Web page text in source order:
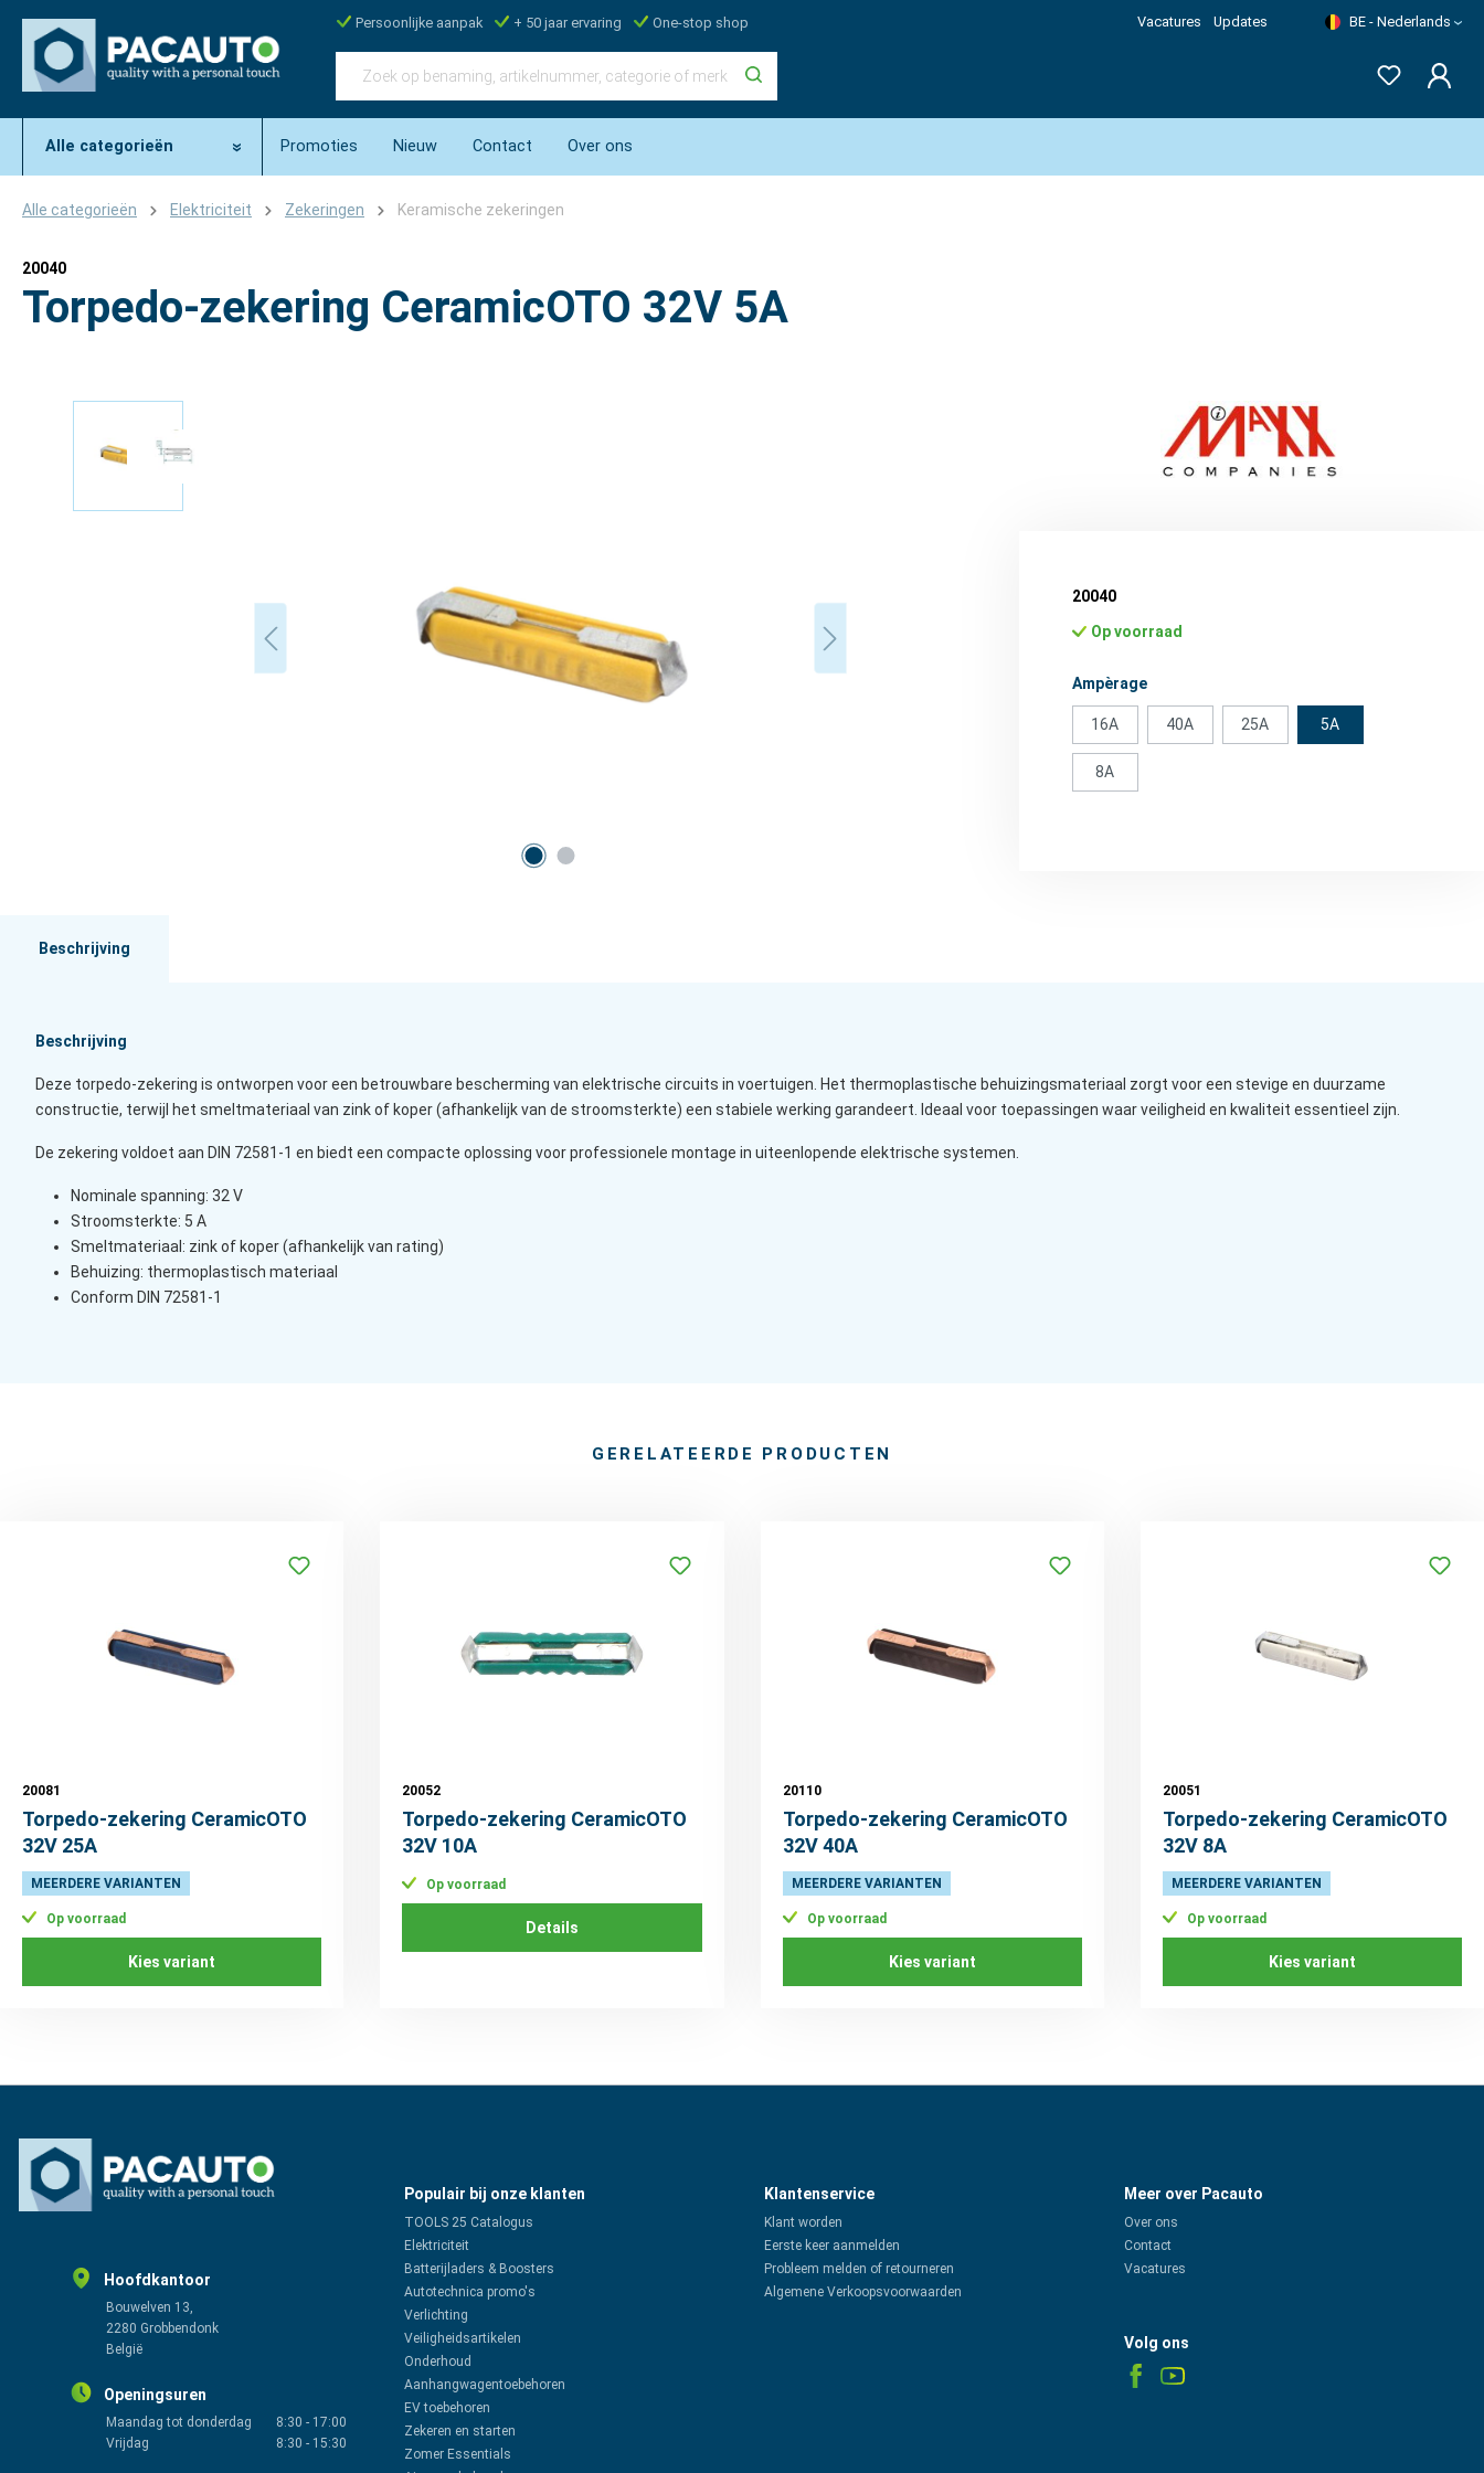
Persoonlijke aanpak + 50 jaar ervaring One-stop shop Vacatures Updates BE - Nederlands
Alle categorieën Promoties Nieuw Contact Over ons
Alle categorieën Elektriciteit Zekeringen Keramische zekeringen
20040
Torpedo-zekering CeramicOTO 32V 5A
20040
Op voorraad
Selecteer
Ampèrage
16A 40A 25A 5A
8A
Beschrijving
Beschrijving
Deze torpedo-zekering is ontworpen voor een betrouwbare bescherming van elektrische circuits in voertuigen. Het thermoplastische behuizingsmateriaal zorgt voor een stevige en duurzame
constructie, terwijl het smeltmateriaal van zink of koper (afhankelijk van de stroomsterkte) een stabiele werking garandeert. Ideaal voor toepassingen waar veiligheid en kwaliteit essentieel zijn.
De zekering voldoet aan DIN 72581-1 en biedt een compacte oplossing voor professionele montage in uiteenlopende elektrische systemen.
Nominale spanning: 32 V
Stroomsterkte: 5 A
Smeltmateriaal: zink of koper (afhankelijk van rating)
Behuizing: thermoplastisch materiaal
Conform DIN 72581-1
GERELATEERDE PRODUCTEN
20081
Torpedo-zekering CeramicOTO
32V 25A
MEERDERE VARIANTEN
Op voorraad
Kies variant
20052
Torpedo-zekering CeramicOTO
32V 10A
Op voorraad
Details
20110
Torpedo-zekering CeramicOTO
32V 40A
MEERDERE VARIANTEN
Op voorraad
Kies variant
20051
Torpedo-zekering CeramicOTO
32V 8A
MEERDERE VARIANTEN
Op voorraad
Kies variant
Hoofdkantoor
Bouwelven 13,
2280 Grobbendonk
België
Openingsuren
Maandag tot donderdag 8:30 - 17:00
Vrijdag
8:30 - 15:30
Populair bij onze klanten
TOOLS 25 Catalogus
Elektriciteit
Batterijladers & Boosters
Autotechnica promo's
Verlichting
Veiligheidsartikelen
Onderhoud
Aanhangwagentoebehoren
EV toebehoren
Zekeren en starten
Zomer Essentials
Klantenservice
Klant worden
Eerste keer aanmelden
Probleem melden of retourneren
Algemene Verkoopsvoorwaarden
Meer over Pacauto
Over ons
Contact
Vacatures
Volg ons